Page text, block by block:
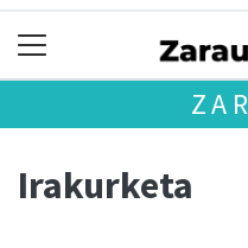
Irakurketa